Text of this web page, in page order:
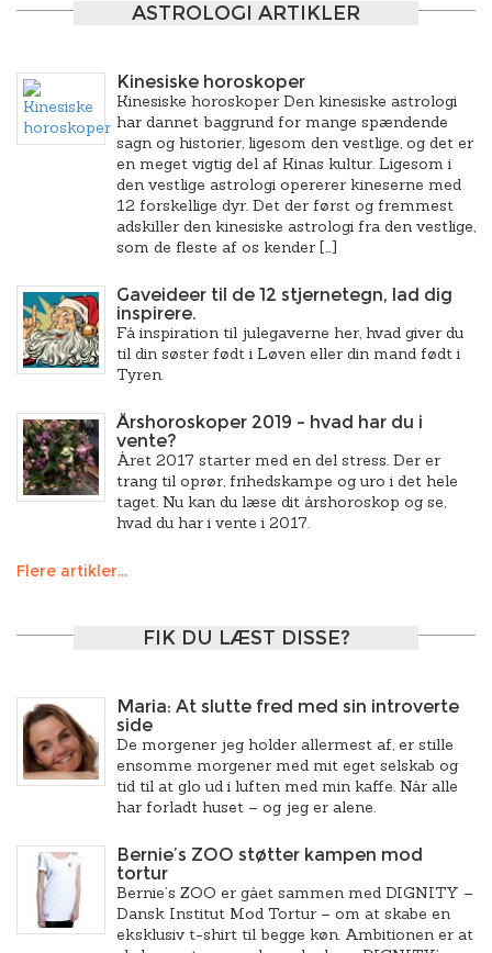
ASTROLOGI ARTIKLER
Kinesiske horoskoper
Kinesiske horoskoper Den kinesiske astrologi
har dannet baggrund for mange spændende
sagn og historier, ligesom den vestlige, og det er
en meget vigtig del af Kinas kultur. Ligesom i
den vestlige astrologi opererer kineserne med
12 forskellige dyr. Det der først og fremmest
adskiller den kinesiske astrologi fra den vestlige,
som de fleste af os kender […]
Gaveideer til de 12 stjernetegn, lad dig
inspirere.
Få inspiration til julegaverne her, hvad giver du
til din søster født i Løven eller din mand født i
Tyren.
Årshoroskoper 2019 – hvad har du i
vente?
Året 2017 starter med en del stress. Der er
trang til oprør, frihedskampe og uro i det hele
taget. Nu kan du læse dit årshoroskop og se,
hvad du har i vente i 2017.
Flere artikler...
FIK DU LÆST DISSE?
Maria: At slutte fred med sin introverte
side
De morgener jeg holder allermest af, er stille
ensomme morgener med mit eget selskab og
tid til at glo ud i luften med min kaffe. Når alle
har forladt huset – og jeg er alene.
Bernie’s ZOO støtter kampen mod
tortur
Bernie’s ZOO er gået sammen med DIGNITY –
Dansk Institut Mod Tortur – om at skabe en
eksklusiv t-shirt til begge køn. Ambitionen er at